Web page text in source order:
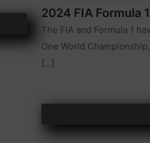
2024 FIA Formula
The FIA and Formula 1
One World
[…]